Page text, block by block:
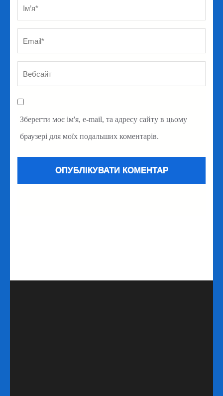
Зберегти моє ім'я, e-mail, та адресу сайту в цьому
браузері для моїх подальших коментарів.